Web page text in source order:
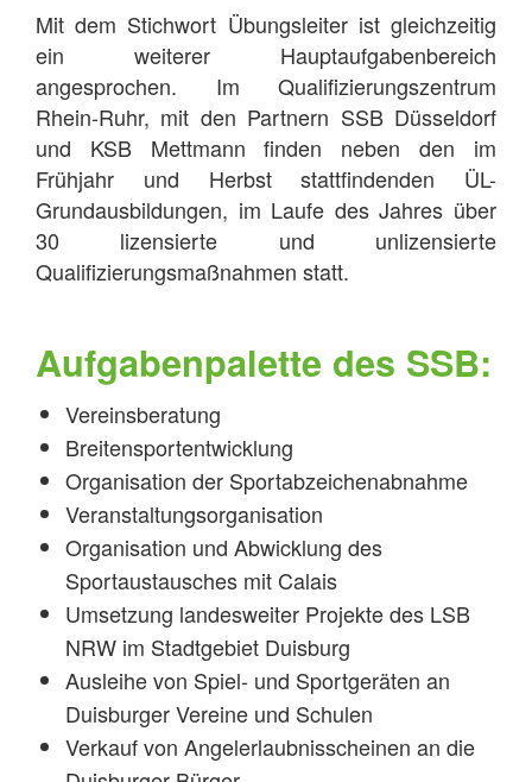
Mit dem Stichwort Übungsleiter ist gleichzeitig
ein weiterer Hauptaufgabenbereich
angesprochen. Im Qualifizierungszentrum
Rhein-Ruhr, mit den Partnern SSB Düsseldorf
und KSB Mettmann finden neben den im
Frühjahr und Herbst stattfindenden ÜL-
Grundausbildungen, im Laufe des Jahres über
30 lizensierte und unlizensierte
Qualifizierungsmaßnahmen statt.
Aufgabenpalette des SSB:
Vereinsberatung
Breitensportentwicklung
Organisation der Sportabzeichenabnahme
Veranstaltungsorganisation
Organisation und Abwicklung des
Sportaustausches mit Calais
Umsetzung landesweiter Projekte des LSB
NRW im Stadtgebiet Duisburg
Ausleihe von Spiel- und Sportgeräten an
Duisburger Vereine und Schulen
Verkauf von Angelerlaubnisscheinen an die